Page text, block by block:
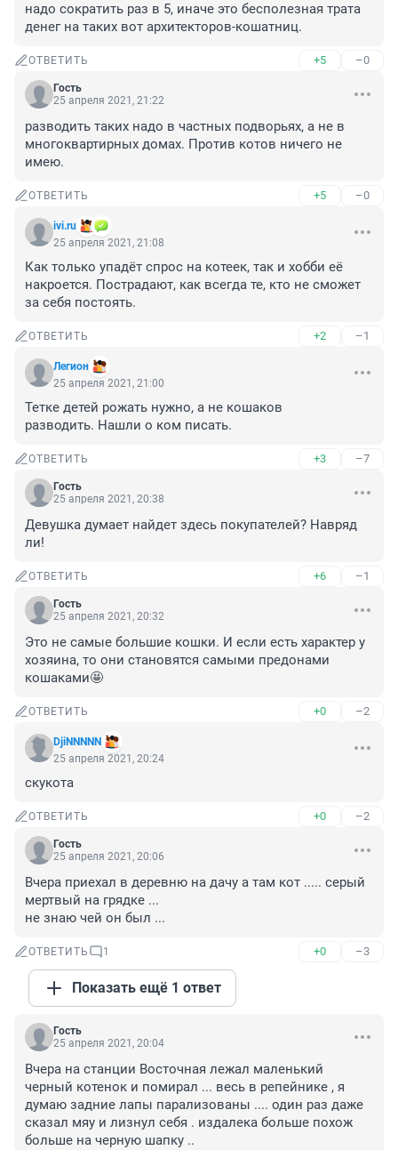
надо сократить раз в 5, иначе это бесполезная трата
денег на таких вот архитекторов-кошатниц.
ОТВЕТИТЬ +5 –0
Гость
25 апреля 2021, 21:22
разводить таких надо в частных подворьях, а не в
многоквартирных домах. Против котов ничего не
имею.
ОТВЕТИТЬ +5 –0
ivi.ru
25 апреля 2021, 21:08
Как только упадёт спрос на котеек, так и хобби её
накроется. Пострадают, как всегда те, кто не сможет
за себя постоять.
ОТВЕТИТЬ +2 –1
Легион
25 апреля 2021, 21:00
Тетке детей рожать нужно, а не кошаков
разводить. Нашли о ком писать.
ОТВЕТИТЬ +3 –7
Гость
25 апреля 2021, 20:38
Девушка думает найдет здесь покупателей? Навряд
ли!
ОТВЕТИТЬ +6 –1
Гость
25 апреля 2021, 20:32
Это не самые большие кошки. И если есть характер у
хозяина, то они становятся самыми предонами
кошаками🤩
ОТВЕТИТЬ +0 –2
DjiNNNNN
25 апреля 2021, 20:24
скукота
ОТВЕТИТЬ +0 –2
Гость
25 апреля 2021, 20:06
Вчера приехал в деревню на дачу а там кот ..... серый
мертвый на грядке ...
не знаю чей он был ...
ОТВЕТИТЬ 1 +0 –3
Показать ещё 1 ответ
Гость
25 апреля 2021, 20:04
Вчера на станции Восточная лежал маленький
черный котенок и помирал ... весь в репейнике , я
думаю задние лапы парализованы .... один раз даже
сказал мяу и лизнул себя . издалека больше похож
больше на черную шапку ..